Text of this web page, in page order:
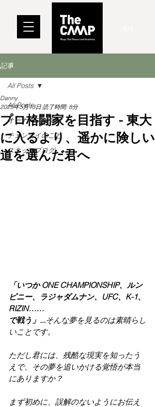
記事
All Posts
オーナーブログ
チェンマイのこと
スタッフブログ
All Posts
プロ格闘家を目指す - 東大
に入るより、遥かに険しい
道を選んだ君へ
Danny
2025年5月13日 読了時間: 8分
「いつか ONE CHAMPIONSHIP、ルン
ピニー、ラジャダムナン、UFC、K-1、
RIZIN……
で戦う」...そんな夢を見るのは素晴らし
いことです。
ただし君には、残酷な現実を知ったう
えで、その夢を追いかける覚悟が本当
にありますか？
まず初めに、誤解のないようにお伝え